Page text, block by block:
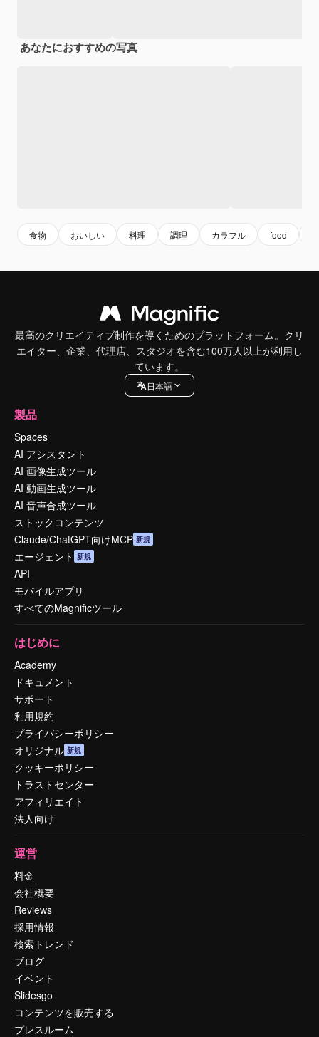
あなたにおすすめの写真
食物 おいしい 料理 調理 カラフル food
最高のクリエイティブ制作を導くためのプラットフォーム。クリ
エイター、企業、代理店、スタジオを含む100万人以上が利用し
ています。
日本語
製品
Spaces
AI アシスタント
AI 画像生成ツール
AI 動画生成ツール
AI 音声合成ツール
ストックコンテンツ
Claude/ChatGPT向けMCP 新規
エージェント 新規
API
モバイルアプリ
すべてのMagnificツール
はじめに
Academy
ドキュメント
サポート
利用規約
プライバシーポリシー
オリジナル 新規
クッキーポリシー
トラストセンター
アフィリエイト
法人向け
運営
料金
会社概要
Reviews
採用情報
検索トレンド
ブログ
イベント
Slidesgo
コンテンツを販売する
プレスルーム